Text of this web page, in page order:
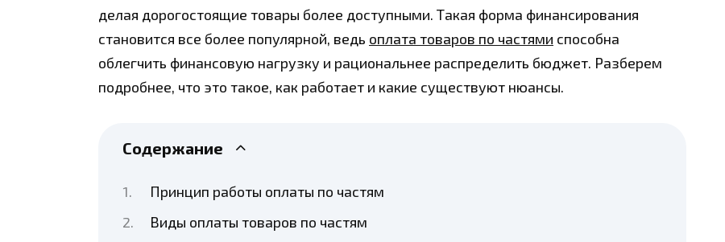
делая дорогостоящие товары более доступными. Такая форма финансирования
становится все более популярной, ведь оплата товаров по частями способна
облегчить финансовую нагрузку и рациональнее распределить бюджет. Разберем
подробнее, что это такое, как работает и какие существуют нюансы.
Содержание
Принцип работы оплаты по частям
Виды оплаты товаров по частям